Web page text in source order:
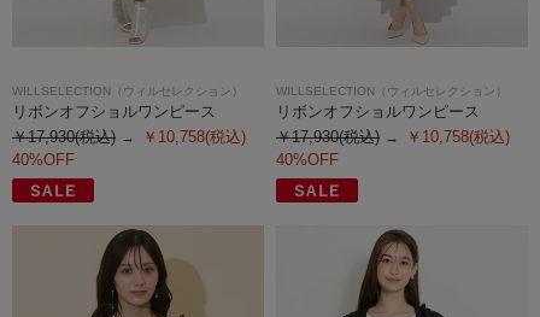
WILLSELECTION（ウィルセレクション）
リボンオフショルワンピース
￥17,930(税込)
￥10,758(税込)
40%OFF
WILLSELECTION（ウィルセレクション）
リボンオフショルワンピース
￥17,930(税込)
￥10,758(税込)
40%OFF